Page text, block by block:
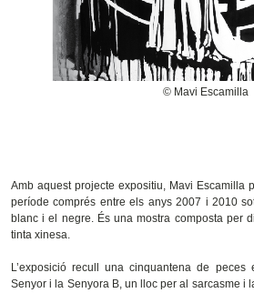
© Mavi Escamilla
Amb aquest projecte expositiu, Mavi Escamilla
període comprés entre els anys 2007 i 2010
blanc i el negre. És una mostra composta per
tinta xinesa.
L’exposició recull una cinquantena de peces
Senyor i la Senyora B, un lloc per al sarcasme i